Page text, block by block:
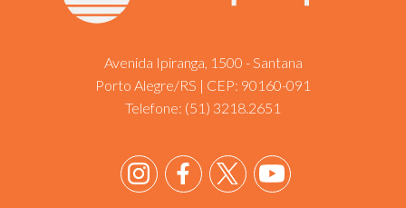
Avenida Ipiranga, 1500 - Santana
Porto Alegre/RS | CEP: 90160-091
Telefone: (51) 3218.2651